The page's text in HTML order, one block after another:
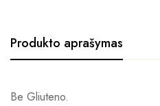
Produkto aprašymas
Be Gliuteno.